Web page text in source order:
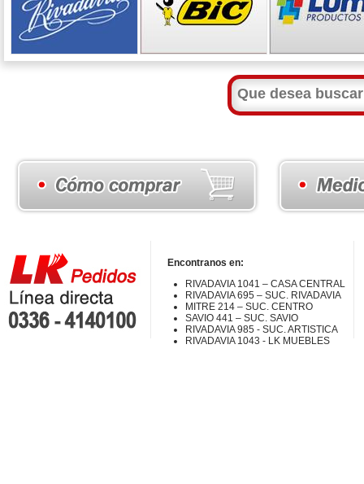
Encontranos en:
RIVADAVIA 1041 – CASA CENTRAL
RIVADAVIA 695 – SUC. RIVADAVIA
MITRE 214 – SUC. CENTRO
SAVIO 441 – SUC. SAVIO
RIVADAVIA 985 - SUC. ARTISTICA
RIVADAVIA 1043 - LK MUEBLES